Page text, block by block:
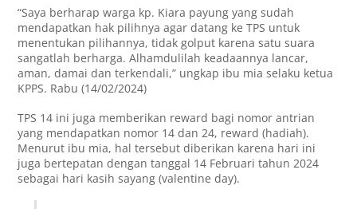
“Saya berharap warga kp. Kiara payung yang sudah
mendapatkan hak pilihnya agar datang ke TPS untuk
menentukan pilihannya, tidak golput karena satu suara
sangatlah berharga. Alhamdulilah keadaannya lancar,
aman, damai dan terkendali,” ungkap ibu mia selaku ketua
KPPS. Rabu (14/02/2024)
TPS 14 ini juga memberikan reward bagi nomor antrian
yang mendapatkan nomor 14 dan 24, reward (hadiah).
Menurut ibu mia, hal tersebut diberikan karena hari ini
juga bertepatan dengan tanggal 14 Februari tahun 2024
sebagai hari kasih sayang (valentine day).